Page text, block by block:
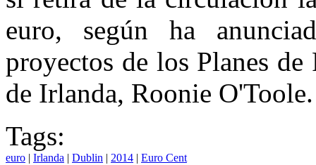
euro, según ha
proyectos de los Planes
de Irlanda, Roonie O'Toole.
Tags:
euro | Irlanda | Dublin | 2014 | Euro Cent